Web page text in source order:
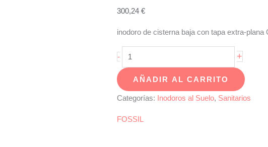
300,24 €
inodoro de cisterna baja con tapa extra-
-
Pack
inodoro
cisterna
con
+
AÑADIR AL CARRITO
Categorías: Inodoros al Suelo, Sanitarios
FOSSIL